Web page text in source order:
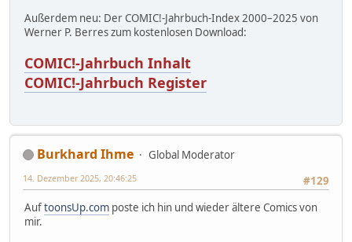
Außerdem neu: Der COMIC!-Jahrbuch-Index 2000–2025 von
Werner P. Berres zum kostenlosen Download:
COMIC!-Jahrbuch Inhalt
COMIC!-Jahrbuch Register
Burkhard Ihme
Global Moderator
#129
14. Dezember 2025, 20:46:25
AuftoonsUp.com poste ich hin und wieder ältere Comics von
mir.